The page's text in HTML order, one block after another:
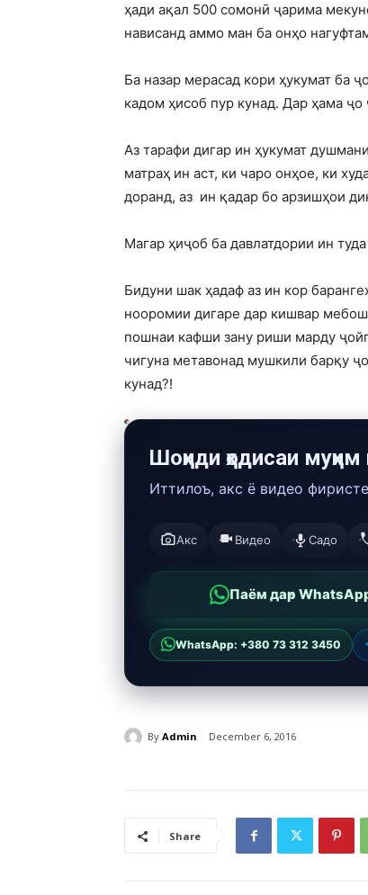
ҳади ақал 500 сомонӣ ҷарима
нависанд аммо ман ба онҳо
Ба назар мерасад кори ҳукумат ба
кадом ҳисоб пур кунад. Дар ҳама
Аз тарафи дигар ин ҳукумат
матраҳ ин аст, ки чаро онҳое, ки
доранд, аз ин қадар бо арзишҳои
Магар ҳиҷоб ба давлатдории ин
Бидуни шак ҳадаф аз ин кор
нооромии дигаре дар кишвар
пошнаи кафши зану риши марду
чигуна метавонад мушкили барқу
кунад?!
Шоҳиди ҳодисаи
Иттилоъ, акс ё видео
Акс Видео Садо
Паём дар
WhatsApp: +380 73 312 3450
By Admin December 6, 2016
Share